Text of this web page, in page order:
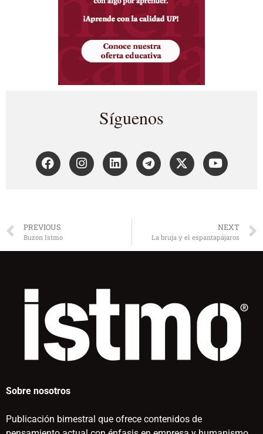
Síguenos
PREVIOUS
Buzon Istmo
NEXT
La bruja y el espantapájaros
Sobre nosotros
Publicación bimestral que ofrece contenidos de